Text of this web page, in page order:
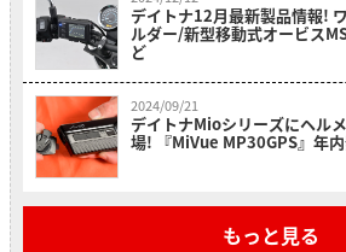
デイトナ12月最新製品情報!
ルダー/新型移動式オービス
ど
2024/09/21
デイトナMioシリーズにヘル
場! 『MiVue MP30GPS』年
もっと見る